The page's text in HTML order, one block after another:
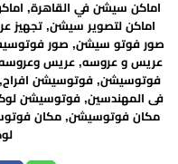
اماكن سيشن في القاهرة,
اماكن لتصوير سيشن,تجهيز
صور فوتو سيشن, صور
عريس و عروسه, عريس
فوتوسيشن, فوتوسيشن افراح,
فى المهندسين,فوتوسيشن
مكان فوتوسيشن,مكان